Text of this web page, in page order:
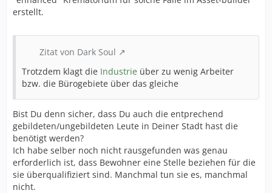
erstellt.
Zitat von Dark Soul
Trotzdem klagt die Industrie über zu wenig Arbeiter
bzw. die Bürogebiete über das gleiche
Bist Du denn sicher, dass Du auch die entprechend
gebildeten/ungebildeten Leute in Deiner Stadt hast die
benötigt werden?
Ich habe selber noch nicht rausgefunden was genau
erforderlich ist, dass Bewohner eine Stelle beziehen für die
sie überqualifiziert sind. Manchmal tun sie es, manchmal
nicht.